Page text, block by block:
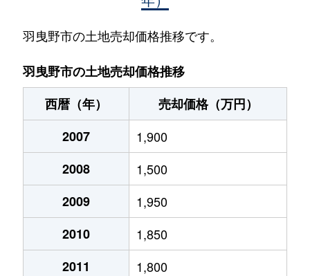
河原城
2,500万円 恵我ノ荘
駒ヶ谷
1,300万円
誉田
3,300万円 古市(大阪)
8,300万円
920万円
2,000万円
1,200万円
2,000万円
羽曳野市の土地売却価格推移です。
羽曳野市の土地売却価格推移
西暦（年）
売却価格（万円）
2007
1,900
2008
1,500
2009
1,950
2010
1,850
2011
1,800